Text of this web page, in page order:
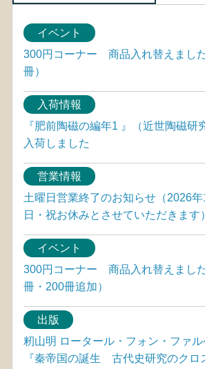
イベント
300円コーナー 商品入れ替えまし
冊）
入荷情報
『肥前陶磁の編年1 』（近世陶磁研
入荷しました
営業情報
土曜日営業終了のお知らせ（2026年
日・祝お休みとさせていただきます）
イベント
300円コーナー 商品入れ替えまし
冊・200冊追加）
出版
籾山明 ロータール・フォン・ファ
『秦帝国の誕生 古代史研究のクロ